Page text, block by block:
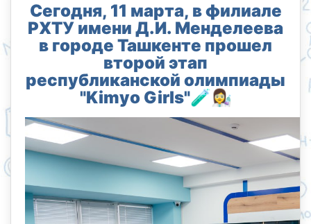
Сегодня, 11 марта, в филиале
РХТУ имени Д.И. Менделеева
в городе Ташкенте прошел
второй этап
республиканской олимпиады
"Kimyo Girls"🧪👩‍🔬